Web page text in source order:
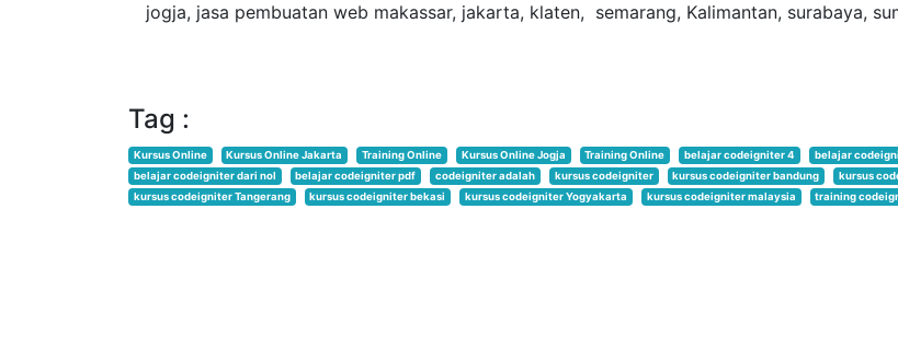
jogja, jasa pembuatan web makassar, jakarta, klaten, semarang, Kalimantan, surabaya,
Tag :
Kursus Online Kursus Online Jakarta Training Online Kursus Online Jogja Training Online belajar codeigniter 4 belajar
belajar codeigniter dari nol
belajar codeigniter pdf codeigniter adalah kursus codeigniter kursus codeigniter bandung kursus
kursus codeigniter Tangerang
kursus codeigniter bekasi kursus codeigniter Yogyakarta kursus codeigniter malaysia training